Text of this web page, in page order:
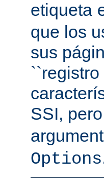
etiqueta
que los
sus
SSI,
Options